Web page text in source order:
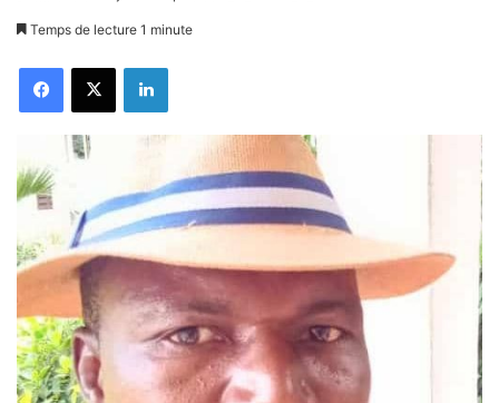
Temps de lecture 1 minute
FacebookX Linkedin